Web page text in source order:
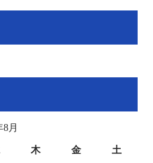
8月
木 金 土